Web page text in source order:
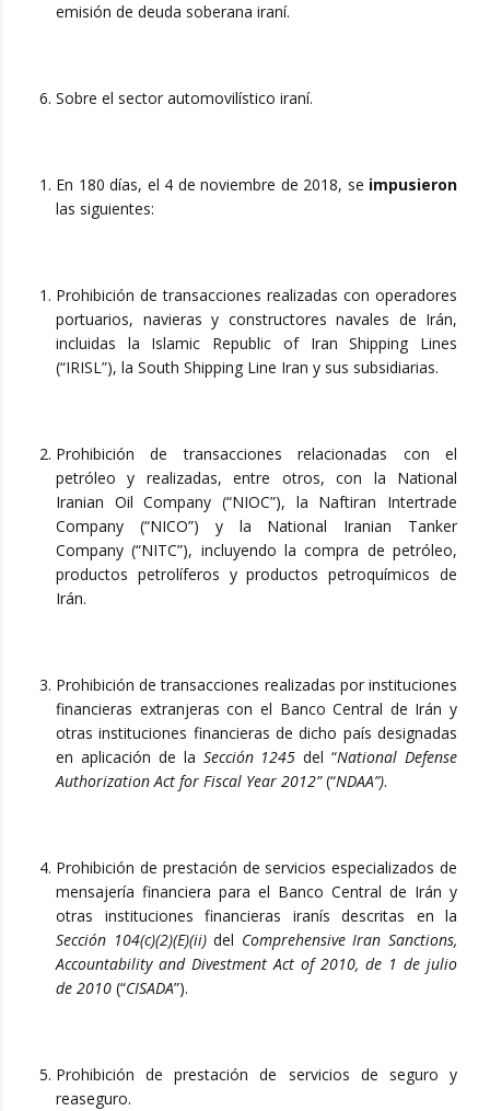
emisión de deuda soberana iraní.
Sobre el sector automovilístico iraní.
En 180 días, el 4 de noviembre de 2018, se impusieron
las siguientes:
Prohibición de transacciones realizadas con operadores
portuarios, navieras y constructores navales de Irán,
incluidas la Islamic Republic of Iran Shipping Lines
(“IRISL”), la South Shipping Line Iran y sus subsidiarias.
Prohibición de transacciones relacionadas con el
petróleo y realizadas, entre otros, con la National
Iranian Oil Company (“NIOC”), la Naftiran Intertrade
Company (“NICO”) y la National Iranian Tanker
Company (“NITC”), incluyendo la compra de petróleo,
productos petrolíferos y productos petroquímicos de
Irán.
Prohibición de transacciones realizadas por instituciones
financieras extranjeras con el Banco Central de Irán y
otras instituciones financieras de dicho país designadas
en aplicación de la Sección 1245 del “National Defense
Authorization Act for Fiscal Year 2012”(“NDAA”).
Prohibición de prestación de servicios especializados de
mensajería financiera para el Banco Central de Irán y
otras instituciones financieras iranís descritas en la
Sección 104(c)(2)(E)(ii)del Comprehensive Iran Sanctions,
Accountability and Divestment Act of 2010, de 1 de julio
de 2010 (“CISADA”).
Prohibición de prestación de servicios de seguro y
reaseguro.